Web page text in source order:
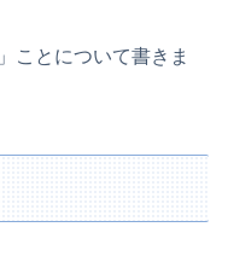
」ことについて書きま